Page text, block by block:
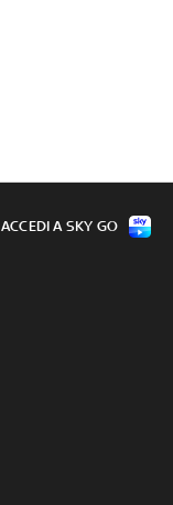
ACCEDI A SKY GO